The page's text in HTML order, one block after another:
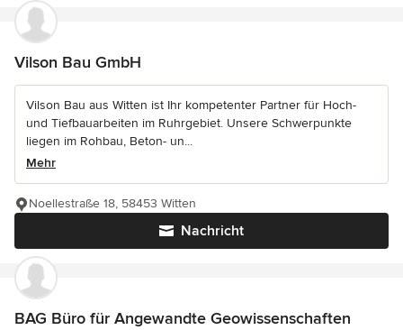
Vilson Bau GmbH
Vilson Bau aus Witten ist Ihr kompetenter Partner für Hoch-
und Tiefbauarbeiten im Ruhrgebiet. Unsere Schwerpunkte
liegen im Rohbau, Beton- un...
Mehr
Nachricht
Noellestraße 18, 58453 Witten
BAG Büro für Angewandte Geowissenschaften